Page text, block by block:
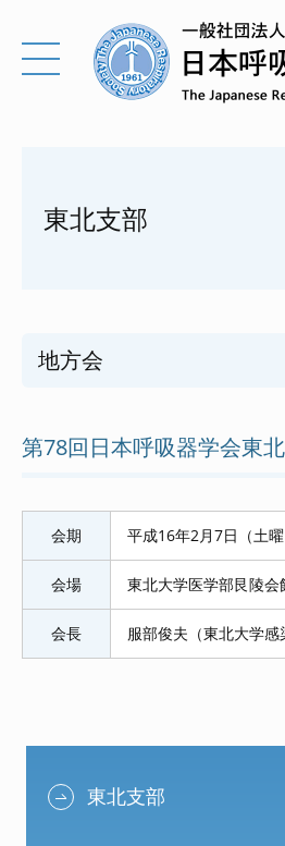
東北支部
地方会
第78回日本呼吸器学会東
会期 平成16年2月7日（土曜
会場 東北大学医学部艮陵会
会長 服部俊夫（東北大学感
東北支部